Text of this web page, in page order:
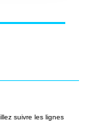
suivre les lignes